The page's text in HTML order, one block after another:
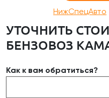
НижСпецАвто
УТОЧНИТЬ
БЕНЗОВОЗ
Как к вам обратиться?